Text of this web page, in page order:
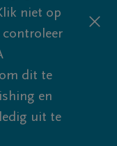
niet op
controleer
dit te
en
uit te